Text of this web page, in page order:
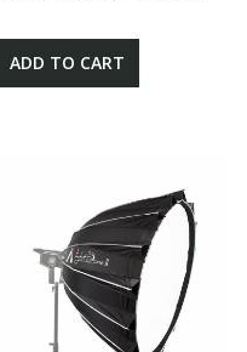
ADD TO CART